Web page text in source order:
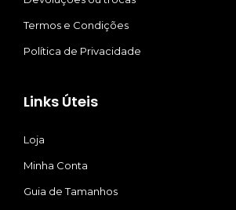
Termos e Condições
Política de Privacidade
Links Úteis
Loja
Minha Conta
Guia de Tamanhos